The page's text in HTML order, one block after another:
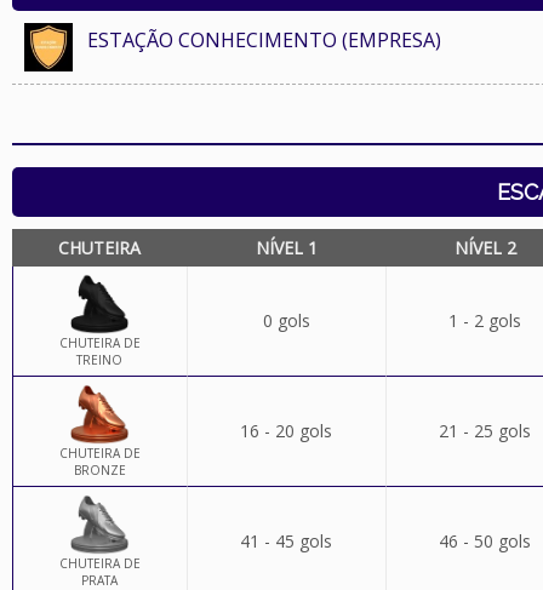
ESTAÇÃO CONHECIMENTO (EMPRESA)
CHUTEIRA NÍVEL 1 NÍVEL 2
CHUTEIRA DE
TREINO
0 gols 1 - 2 gols
CHUTEIRA DE
BRONZE
16 - 20 gols 21 - 25 gols
CHUTEIRA DE
PRATA
41 - 45 gols 46 - 50 gols